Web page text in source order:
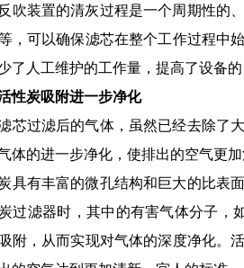
吹装置的清灰过程是一个周期性的
，可以确保滤芯在整个工作过程中
了人工维护的工作量，提高了设备的
性炭吸附进一步净化
芯过滤后的气体，虽然已经去除了
体的进一步净化，使排出的空气更
具有丰富的微孔结构和巨大的比表
过滤器时，其中的有害气体分子，
附，从而实现对气体的深度净化。